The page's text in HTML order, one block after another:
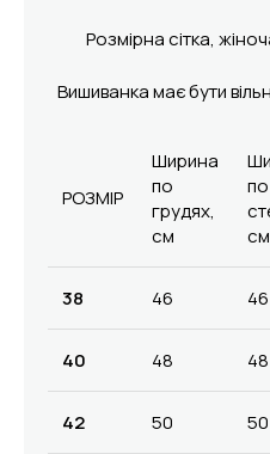
Розмірна сітка,
Вишиванка має бути
РОЗМІР
Ширина
по
грудях,
см
по
см
38 46 46
40 48 48
42 50 50